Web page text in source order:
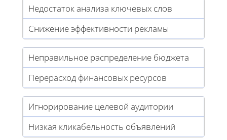
Недостаток анализа ключевых слов
Снижение эффективности рекламы
Неправильное распределение бюджета
Перерасход финансовых ресурсов
Игнорирование целевой аудитории
Низкая кликабельность объявлений